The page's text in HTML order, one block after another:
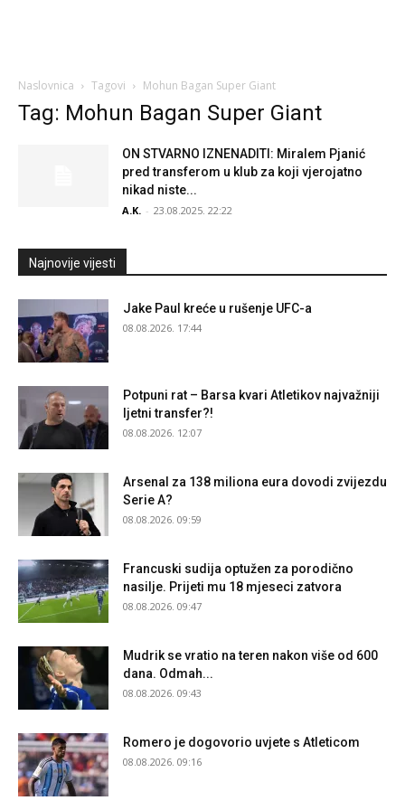
Naslovnica Tagovi Mohun Bagan Super Giant
Tag: Mohun Bagan Super Giant
ON STVARNO IZNENADITI: Miralem Pjanić
pred transferom u klub za koji vjerojatno
nikad niste...
A.K. - 23.08.2025. 22:22
Najnovije vijesti
Jake Paul kreće u rušenje UFC-a
08.08.2026. 17:44
Potpuni rat – Barsa kvari Atletikov najvažniji
ljetni transfer?!
08.08.2026. 12:07
Arsenal za 138 miliona eura dovodi zvijezdu
Serie A?
08.08.2026. 09:59
Francuski sudija optužen za porodično
nasilje. Prijeti mu 18 mjeseci zatvora
08.08.2026. 09:47
Mudrik se vratio na teren nakon više od 600
dana. Odmah...
08.08.2026. 09:43
Romero je dogovorio uvjete s Atleticom
08.08.2026. 09:16